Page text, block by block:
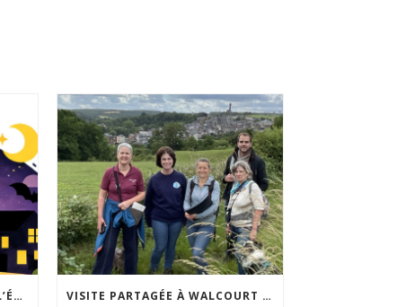
ACCEPTABILITÉ SOCIALE DE L’ÉCLAIRAGE NOCTURNE : LE REPLAY EST DISPONIBLE VISITE PARTAGÉE À WALCOURT : UNE DÉMARCHE PARTICIPATIVE ANIMÉE PAR ESPACE ENVIRONNEMENT